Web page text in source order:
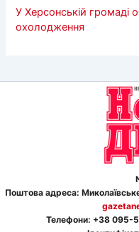
У Херсонській громаді
охолодження
Поштова адреса:
Телефони: +38 095-